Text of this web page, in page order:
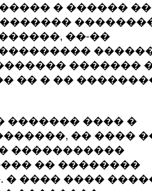
� ������
��-��
�������
�� � ��
������� ���� �
�� ����
�����������
�� ��������
� ���� ����